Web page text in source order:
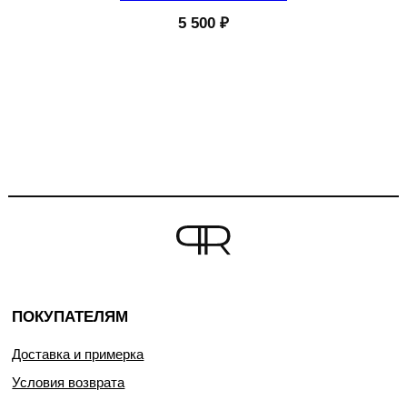
5 500 ₽
ПОКУПАТЕЛЯМ
Доставка и примерка
Условия возврата